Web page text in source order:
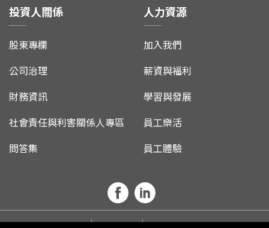
投資人關係
股東專欄
公司治理
財務資訊
社會責任與利害關係人專區
問答集
人力資源
加入我們
薪資與福利
學習與發展
員工樂活
員工體驗